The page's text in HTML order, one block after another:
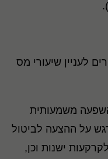
.
לעניין שיעורי מס
משמעותית
על ההצעה לביטול
ישנות וכן,